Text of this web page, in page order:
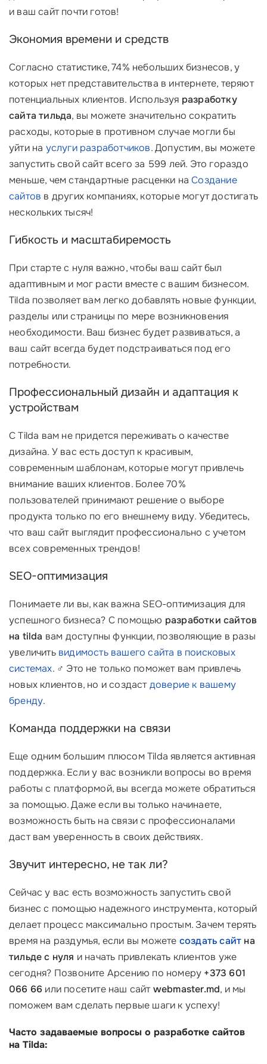
и ваш сайт почти готов!
Экономия времени и средств
Согласно статистике, 74% небольших бизнесов, у
которых нет представительства в интернете, теряют
потенциальных клиентов. Используя разработку
сайта тильда, вы можете значительно сократить
расходы, которые в противном случае могли бы
уйти на услуги разработчиков. Допустим, вы можете
запустить свой сайт всего за 599 лей. Это гораздо
меньше, чем стандартные расценки наСоздание
сайтов в других компаниях, которые могут достигать
нескольких тысяч!
Гибкость и масштабиремость
При старте с нуля важно, чтобы ваш сайт был
адаптивным и мог расти вместе с вашим бизнесом.
Tilda позволяет вам легко добавлять новые функции,
разделы или страницы по мере возникновения
необходимости. Ваш бизнес будет развиваться, а
ваш сайт всегда будет подстраиваться под его
потребности.
Профессиональный дизайн и адаптация к
устройствам
С Tilda вам не придется переживать о качестве
дизайна. У вас есть доступ к красивым,
современным шаблонам, которые могут привлечь
внимание ваших клиентов. Более 70%
пользователей принимают решение о выборе
продукта только по его внешнему виду. Убедитесь,
что ваш сайт выглядит профессионально с учетом
всех современных трендов!
SEO-оптимизация
Понимаете ли вы, как важна SEO-оптимизация для
успешного бизнеса? С помощью разработки сайтов
на tilda вам доступны функции, позволяющие в разы
увеличить видимость вашего сайта в поисковых
системах. ‍♂️ Это не только поможет вам привлечь
новых клиентов, но и создастдоверие к вашему
бренду.
Команда поддержки на связи
Еще одним большим плюсом Tilda является активная
поддержка. Если у вас возникли вопросы во время
работы с платформой, вы всегда можете обратиться
за помощью. Даже если вы только начинаете,
возможность быть на связи с профессионалами
даст вам уверенность в своих действиях.
Звучит интересно, не так ли?
Сейчас у вас есть возможность запустить свой
бизнес с помощью надежного инструмента, который
делает процесс максимально простым. Зачем терять
время на раздумья, если вы можете создать сайт на
тильде с нуля и начать привлекать клиентов уже
сегодня? Позвоните Арсению по номеру +373 601
066 66 или посетите наш сайтwebmaster.md, и мы
поможем вам сделать первые шаги к успеху!
Часто задаваемые вопросы о разработке сайтов
на Tilda: